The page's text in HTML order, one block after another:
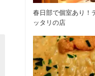
春日部で個室あり！
ッタリの店